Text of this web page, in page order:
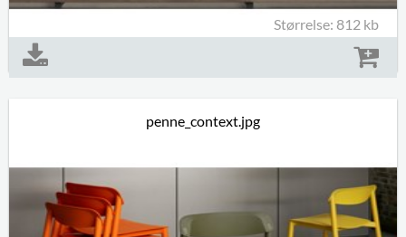
Størrelse: 812 kb
penne_context.jpg